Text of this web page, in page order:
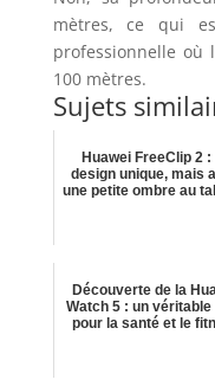
mètres, ce qui
professionnelle où
100 mètres.
Sujets
Huawei FreeClip 2 :
design unique, mais
une petite ombre au
Découverte de la
Watch 5 : un véritable
pour la santé et le